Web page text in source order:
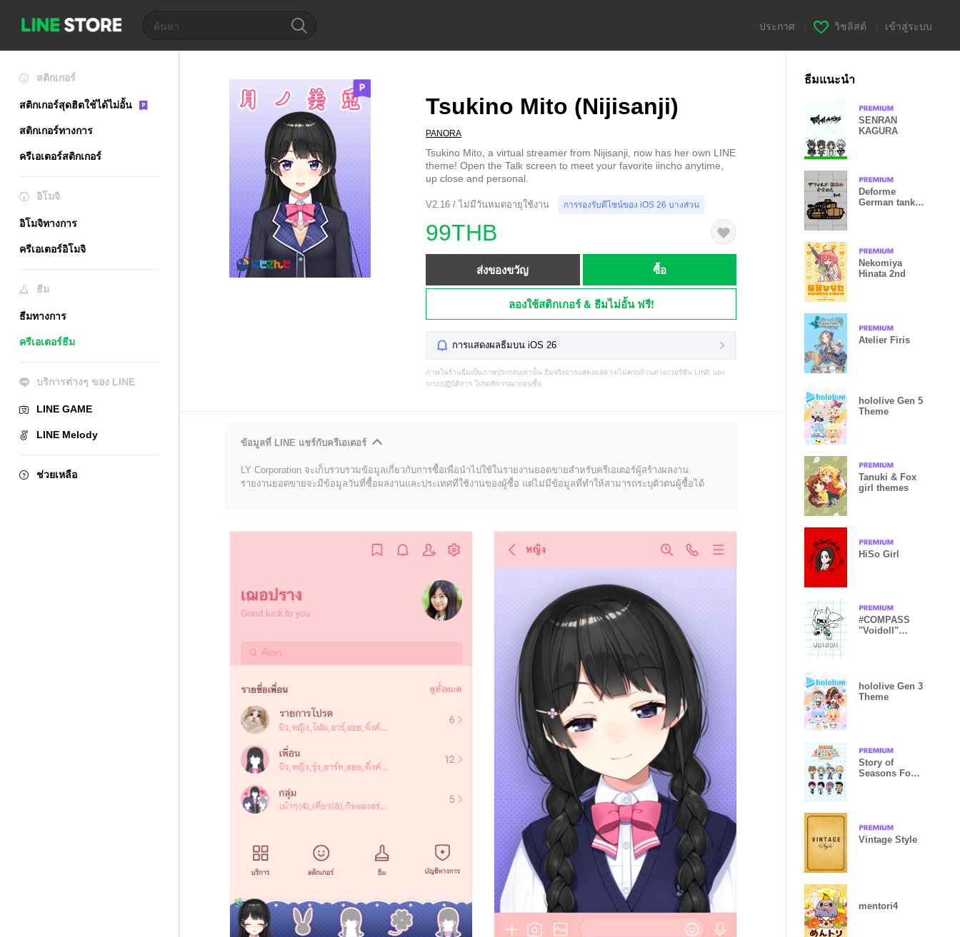
ประกาศ วิชลิสต์ เข้าสู่ระบบ
สติกเกอร์
สติกเกอร์สุดฮิตใช้ได้ไม่อั้น
สติกเกอร์ทางการ
ครีเอเตอร์สติกเกอร์
อิโมจิ
อิโมจิทางการ
ครีเอเตอร์อิโมจิ
ธีม
ธีมทางการ
ครีเอเตอร์ธีม
บริการต่างๆ ของ LINE
LINE GAME
LINE Melody
ช่วยเหลือ
Tsukino Mito (Nijisanji)
PANORA
Tsukino Mito, a virtual streamer from Nijisanji, now has her own LINE
theme! Open the Talk screen to meet your favorite iincho anytime,
up close and personal.
V2.16 / ไม่มีวันหมดอายุใช้งาน การรองรับดีไซน์ของ iOS 26 บางส่วน
99THB
ส่งของขวัญ ซื้อ
ลองใช้สติกเกอร์ & ธีมไม่อั้น ฟรี!
การแสดงผลธีมบน iOS 26
ภาพในร้านธีมเป็นภาพประกอบเท่านั้น ธีมจริงอาจแสดงผลต่าง/ไม่ครบถ้วนตามเวอร์ชัน LINE และ
ระบบปฏิบัติการ โปรดพิจารณาก่อนซื้อ
ข้อมูลที่ LINE แชร์กับครีเอเตอร์
LY Corporation จะเก็บรวบรวมข้อมูลเกี่ยวกับการซื้อเพื่อนำไปใช้ในรายงานยอดขายสำหรับครีเอเตอร์ผู้สร้างผลงาน
รายงานยอดขายจะมีข้อมูลวันที่ซื้อผลงานและประเทศที่ใช้งานของผู้ซื้อ แต่ไม่มีข้อมูลที่ทำให้สามารถระบุตัวตนผู้ซื้อได้
ธีมแนะนำ
SENRAN
KAGURA
Deforme
German tank
Nekomiya
Hinata 2nd
Atelier Firis
hololive Gen 5
Theme
Tanuki & Fox
girl themes
HiSo Girl
#COMPASS
"Voidoll"
hololive Gen 3
Theme
Story of
Seasons FoM
Vintage Style
mentori4